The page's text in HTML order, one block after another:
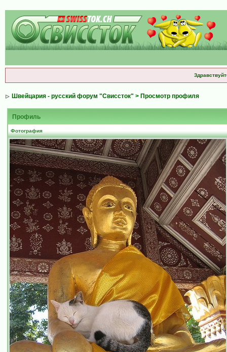
Швейцария - русский форум "Свиссток" > Просмотр профиля
Профиль
Фотография